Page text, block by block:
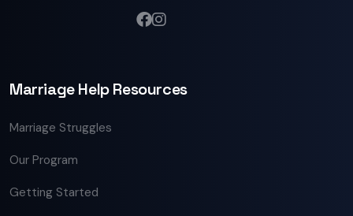
Marriage Help Resources
Marriage Struggles
Our Program
Getting Started